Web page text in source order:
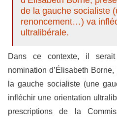
de la gauche socialiste
renoncement…) va
ultralibérale.
Dans ce contexte, il
nomination d’Élisabeth
la gauche socialiste (une
infléchir une orientation
prescriptions de la